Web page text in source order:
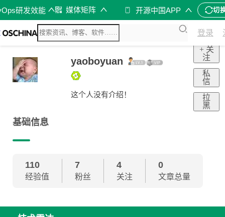
研发效能 媒体矩阵 开源中国APP 切
登录
yaoboyuan
这个人没有介绍！
+ 关
注
私
信
拉
黑
基础信息
110
经验值
7
粉丝
4
关注
0
文章总量